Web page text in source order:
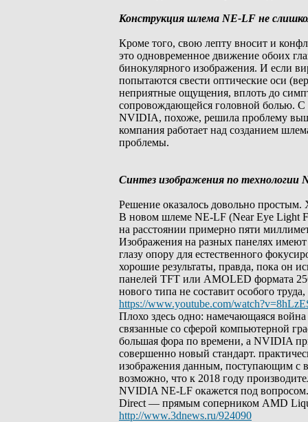
Конструкция шлема NE-LF не
Кроме того, свою лепту вносит и
это одновременное движение обоих
бинокулярного изображения. И если
попытаются свести оптические оси
неприятные ощущения, вплоть до
сопровождающейся головной болью. С
NVIDIA, похоже, решила проблему
компания работает над созданием
проблемы.
Синтез изображения по технологии
Решение оказалось довольно простым.
В новом шлеме NE-LF (Near Eye Light
на расстоянии примерно пяти
Изображения на разных панелях имеют
глазу опору для естественного
хорошие результаты, правда, пока он
панелей TFT или AMOLED формата
нового типа не составит особого
https://www.youtube.com/
Плохо здесь одно: намечающаяся
связанные со сферой компьютерной
большая фора по времени, а NVIDIA
совершенно новый стандарт.
изображения данным, поступающим с
возможно, что к 2018 году
NVIDIA NE-LF окажется под
Direct — прямым соперником AMD
http://www.3dnews.ru/924090